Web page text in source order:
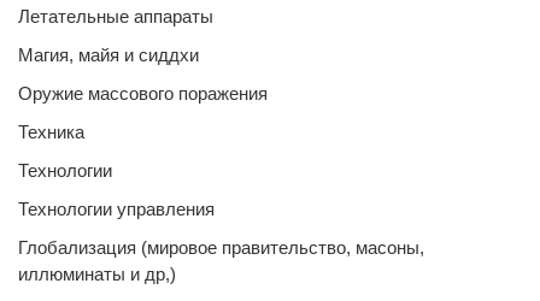
Летательные аппараты
Магия, майя и сиддхи
Оружие массового поражения
Техника
Технологии
Технологии управления
Глобализация (мировое правительство, масоны,
иллюминаты и др,)